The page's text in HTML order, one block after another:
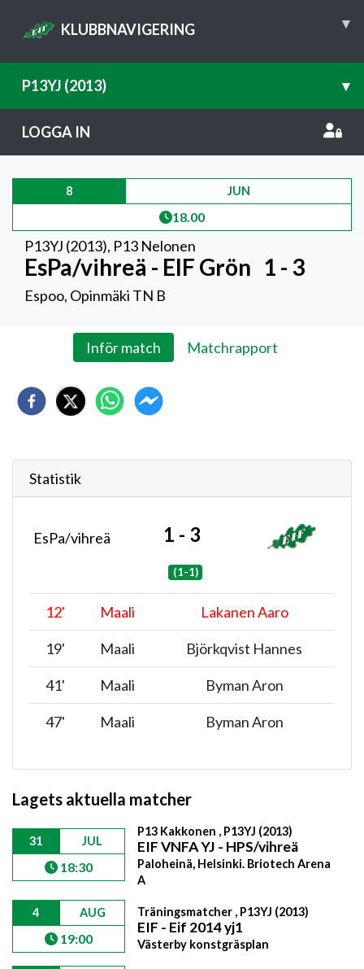
KLUBBNAVIGERING ▾
P13YJ (2013) ▾
LOGGA IN
8 JUN
18.00
P13YJ (2013), P13 Nelonen
EsPa/vihreä - EIF Grön 1 - 3
Espoo, Opinmäki TN B
Inför match Matchrapport
Statistik
EsPa/vihreä 1 - 3
(1-1)
12' Maali Lakanen Aaro
19' Maali Björkqvist Hannes
41' Maali Byman Aron
47' Maali Byman Aron
Lagets aktuella matcher
31 JUL
18:30
P13 Kakkonen , P13YJ (2013)
EIF VNFA YJ - HPS/vihreä
Paloheinä, Helsinki. Briotech Arena
A
4 AUG
19:00
Träningsmatcher , P13YJ (2013)
EIF - Eif 2014 yj1
Västerby konstgräsplan